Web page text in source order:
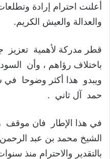
أعلنت احترام إرادة
والعدالة والعيش الكريم.
قطر مدركة لأهمية تعزيز
باختلاف رؤاهم ، وأن
ويبدو هذا أكثر وضوحا في
حمد آل ثاني .
في هذا الإطار فان موقف
الشيخ محمد بن عبد
بالتقدير والاحترام منذ